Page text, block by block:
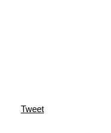
Tweet